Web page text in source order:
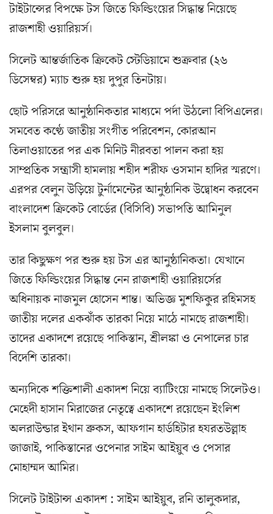
টাইটান্সের বিপক্ষে টস জিতে ফিল্ডিংয়ের সিদ্ধান্ত নিয়েছে
রাজশাহী ওয়ারিয়র্স।
সিলেট আন্তর্জাতিক ক্রিকেট স্টেডিয়ামে শুক্রবার (২৬
ডিসেম্বর) ম্যাচ শুরু হয় দুপুর তিনটায়।
ছোট পরিসরে আনুষ্ঠানিকতার মাধ্যমে পর্দা উঠলো বিপিএলের।
সমবেত কণ্ঠে জাতীয় সংগীত পরিবেশন, কোরআন
তিলাওয়াতের পর এক মিনিট নীরবতা পালন করা হয়
সাম্প্রতিক সন্ত্রাসী হামলায় শহীদ শরীফ ওসমান হাদির স্মরণে।
এরপর বেলুন উড়িয়ে টুর্নামেন্টের আনুষ্ঠানিক উদ্বোধন করবেন
বাংলাদেশ ক্রিকেট বোর্ডের (বিসিবি) সভাপতি আমিনুল
ইসলাম বুলবুল।
তার কিছুক্ষণ পর শুরু হয় টস এর আনুষ্ঠানিকতা। যেখানে
জিতে ফিল্ডিংয়ের সিদ্ধান্ত নেন রাজশাহী ওয়ারিয়র্সের
অধিনায়ক নাজমুল হোসেন শান্ত। অভিজ্ঞ মুশফিকুর রহিমসহ
জাতীয় দলের একঝাঁক তারকা নিয়ে মাঠে নামছে রাজশাহী।
তাদের একাদশে রয়েছে পাকিস্তান, শ্রীলঙ্কা ও নেপালের চার
বিদেশি তারকা।
অন্যদিকে শক্তিশালী একাদশ নিয়ে ব্যাটিংয়ে নামছে সিলেটও।
মেহেদী হাসান মিরাজের নেতৃত্বে একাদশে রয়েছেন ইংলিশ
অলরাউন্ডার ইথান ব্রুকস, আফগান হার্ডহিটার হযরতউল্লাহ
জাজাই, পাকিস্তানের ওপেনার সাইম আইয়ুব ও পেসার
মোহাম্মদ আমির।
সিলেট টাইটান্স একাদশ : সাইম আইয়ুব, রনি তালুকদার,